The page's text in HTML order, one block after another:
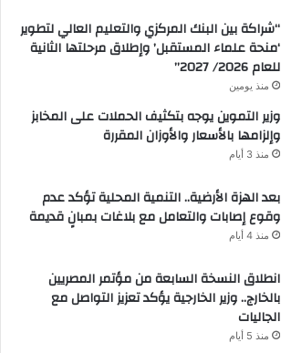
“شراكة بين البنك المركزي والتعليم العالي لتطوير
‘منحة علماء المستقبل’ وإطلاق مرحلتها الثانية
للعام 2026/ 2027”
منذ يومين
وزير التموين يوجه بتكثيف الحملات على المخابز
وإلزامها بالأسعار والأوزان المقررة
منذ 3 أيام
بعد الهزة الأرضية.. التنمية المحلية تؤكد عدم
وقوع إصابات والتعامل مع بلاغات بمبانٍ قديمة
منذ 4 أيام
انطلاق النسخة السابعة من مؤتمر المصريين
بالخارج.. وزير الخارجية يؤكد تعزيز التواصل مع
الجاليات
منذ 5 أيام